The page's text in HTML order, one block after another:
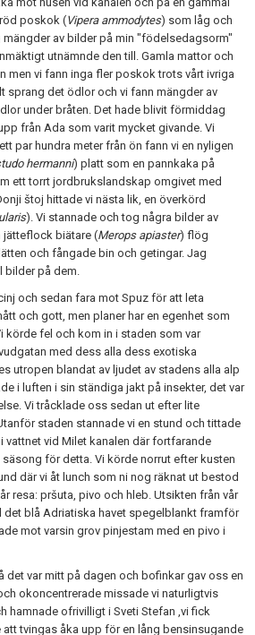
poskok (Vipera ammodytes) som låg och
av bilder på min "födelsedagsorm"
utnämnde den till. Gamla mattor och
men vi fann inga fler poskok trots vårt ivriga
sprang det ödlor och vi fann mängder av
under bråten. Det hade blivit förmiddag
från Ada som varit mycket givande. Vi
par hundra meter från ön fann vi en nyligen
hermanni) platt som en pannkaka på
ett torrt jordbrukslandskap omgivet med
štoj hittade vi nästa lik, en överkörd
). Vi stannade och tog några bilder av
jätteflock biätare (Merops apiaster) flög
och fångade bin och getingar. Jag
på dem.
och sedan fara mot Spuz för att leta
och gott, men planer har en egenhet som
körde fel och kom in i staden som var
med dess alla dess exotiska
utropen blandat av ljudet av stadens alla alp
i luften i sin ständiga jakt på insekter, det var
Vi tråcklade oss sedan ut efter lite
staden stannade vi en stund och tittade
vattnet vid Milet kanalen där fortfarande
för detta. Vi körde norrut efter kusten
där vi åt lunch som ni nog räknat ut bestod
resa: pršuta, pivo och hleb. Utsikten från vår
det blå Adriatiska havet spegelblankt framför
mot varsin grov pinjestam med en pivo i
det var mitt på dagen och bofinkar gav oss en
okoncentrerade missade vi naturligtvis
hamnade ofrivilligt i Sveti Stefan ,vi fick
tvingas åka upp för en lång bensinsugande